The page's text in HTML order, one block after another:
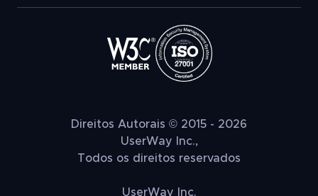
Direitos Autorais © 2015 - 2026
UserWay Inc.,
Todos os direitos reservados
UserWay Inc.